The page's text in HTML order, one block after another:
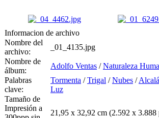
Informacion de archivo
Nombre del
archivo:
_01_4135.jpg
Nombre de
álbum:
Adolfo Ventas /Naturaleza
Palabras
clave:
Tormenta /Trigal /Nubes /Alcalá
Luz
Tamaño de
Impresión a
21,95 x 32,92 cm (2.592 x 3.888